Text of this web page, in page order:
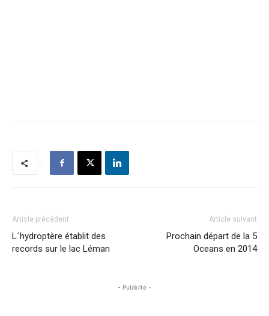
Article précédent
L´hydroptère établit des
records sur le lac Léman
Article suivant
Prochain départ de la 5
Oceans en 2014
- Publicité -